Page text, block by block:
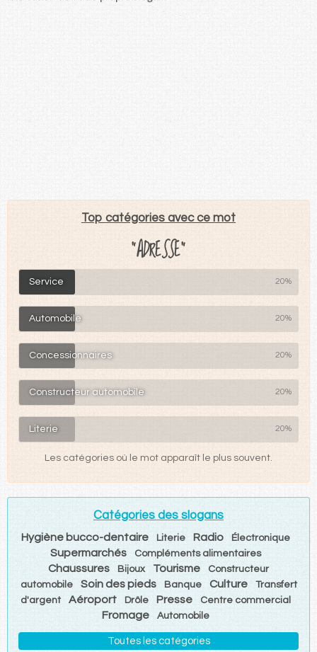
Top catégories avec ce mot
"ADRESSE"
Service 20%
Automobile 20%
Concessionnaires 20%
Constructeur automobile 20%
Literie 20%
Les catégories où le mot apparaît le plus souvent.
Catégories des slogans
Hygiène bucco-dentaire Literie Radio Électronique
Supermarchés Compléments alimentaires
Chaussures Bijoux Tourisme
Constructeur
automobile
Soin des pieds Banque Culture
Transfert
d'argent
Aéroport Drôle Presse Centre commercial
Fromage Automobile
Toutes les catégories